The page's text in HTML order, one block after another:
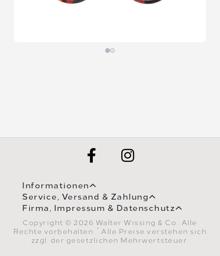
Informationen
Service, Versand & Zahlung
Firma, Impressum & Datenschutz
Copyright © 2026 Walter Wissing & Co.. Alle
Rechte vorbehalten.
* Alle Preise verstehen sich
zzgl. der gesetzlichen Mehrwertsteuer.